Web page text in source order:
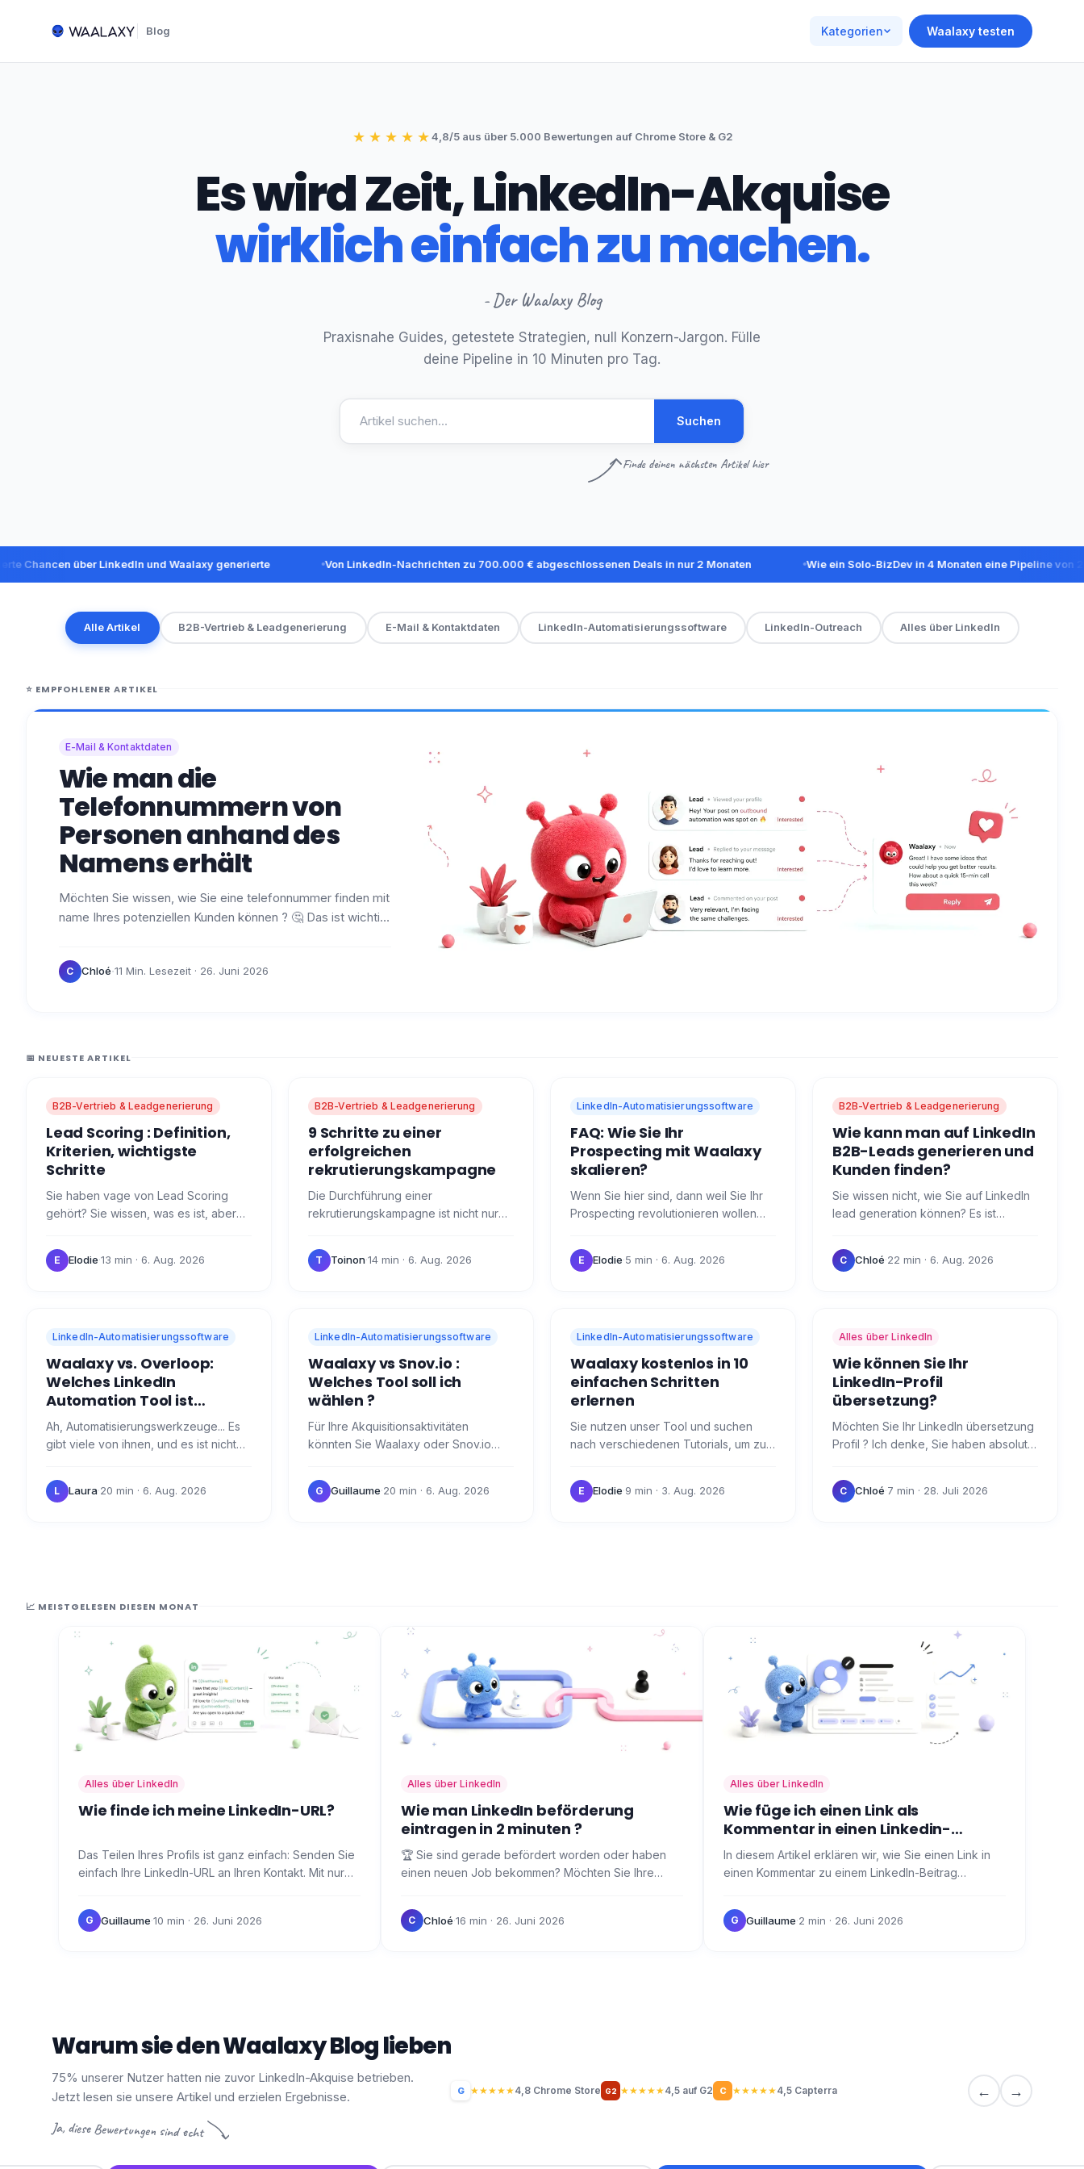
Blog Kategorien Waalaxy testen
★ ★ ★ ★ ★4,8/5 aus über 5.000 Bewertungen auf Chrome Store & G2
Es wird Zeit, LinkedIn-Akquise
wirklich einfach zu machen.
- Der Waalaxy Blog
Praxisnahe Guides, getestete Strategien, null Konzern-Jargon. Fülle
deine Pipeline in 10 Minuten pro Tag.
Suchen
Finde deinen nächsten Artikel hier
über LinkedIn und Waalaxy generierte Von LinkedIn-Nachrichten zu 700.000 € abgeschlossenen Deals in nur 2 Monaten Wie ein Solo-BizDev in 4 Monaten eine Pipeline von 260k$
Alle Artikel B2B-Vertrieb & Leadgenerierung E-Mail & Kontaktdaten LinkedIn-Automatisierungssoftware LinkedIn-Outreach Alles über LinkedIn
⭐ EMPFOHLENER ARTIKEL
E-Mail & Kontaktdaten
Wie man die
Telefonnummern von
Personen anhand des
Namens erhält
Möchten Sie wissen, wie Sie eine telefonnummer finden mit
name Ihres potenziellen Kunden können ? 🤔 Das ist wichtig,
C Chloé·11 Min. Lesezeit · 26. Juni 2026
📅 NEUESTE ARTIKEL
B2B-Vertrieb & Leadgenerierung
Lead Scoring : Definition,
Kriterien, wichtigste
Schritte
Sie haben vage von Lead Scoring
gehört? Sie wissen, was es ist, aber
Wir erklären es Ihnen hier! Was ist
Lead Scoring?…
E Elodie·13 min · 6. Aug. 2026
B2B-Vertrieb & Leadgenerierung
9 Schritte zu einer
erfolgreichen
rekrutierungskampagne
Die Durchführung einer
rekrutierungskampagne ist nicht nur
Personalabteilung. 👀 Stellen Sie sich
vor, Sie gewinnen Talente, die über…
T Toinon·14 min · 6. Aug. 2026
LinkedIn-Automatisierungssoftware
FAQ: Wie Sie Ihr
Prospecting mit Waalaxy
skalieren?
Wenn Sie hier sind, dann weil Sie Ihr
Prospecting revolutionieren wollen
unserer Revolution gehört: Waalaxy.
😜 Hier sind die…
E Elodie·5 min · 6. Aug. 2026
B2B-Vertrieb & Leadgenerierung
Wie kann man auf LinkedIn
B2B-Leads generieren und
Kunden finden?
Sie wissen nicht, wie Sie auf LinkedIn
lead generation können? Es ist
Ihr Unternehmen auf den Weg zu
bringen! 🚀 Bevor…
C Chloé·22 min · 6. Aug. 2026
LinkedIn-Automatisierungssoftware
Waalaxy vs. Overloop:
Welches LinkedIn
Automation Tool ist
besser?
Ah, Automatisierungswerkzeuge... Es
gibt viele von ihnen, und es ist nicht
Heute möchte ich es Ihnen mit einem
kleinen…
L Laura·20 min · 6. Aug. 2026
LinkedIn-Automatisierungssoftware
Waalaxy vs Snov.io :
Welches Tool soll ich
wählen ?
Für Ihre Akquisitionsaktivitäten
könnten Sie Waalaxy oder Snov.io
Merkmale dieser beiden Tools, ihre
Gemeinsamkeiten und…
G Guillaume·20 min · 6. Aug. 2026
LinkedIn-Automatisierungssoftware
Waalaxy kostenlos in 10
einfachen Schritten
erlernen
Sie nutzen unser Tool und suchen
nach verschiedenen Tutorials, um zu
ausbilden lassen kann? 💌 Wenn Sie
Waalaxy nutzen und…
E Elodie·9 min · 3. Aug. 2026
Alles über LinkedIn
Wie können Sie Ihr
LinkedIn-Profil
übersetzung?
Möchten Sie Ihr LinkedIn übersetzung
Profil ? Ich denke, Sie haben absolut
Ihres LinkedIn-Profils ist ein Mehrwert
für Sie:…
C Chloé·7 min · 28. Juli 2026
📈 MEISTGELESEN DIESEN MONAT
Alles über LinkedIn
Wie finde ich meine LinkedIn-URL?
Das Teilen Ihres Profils ist ganz einfach: Senden Sie
einfach Ihre LinkedIn-URL an Ihren Kontakt. Mit nur
G Guillaume·10 min · 26. Juni 2026
Alles über LinkedIn
Wie man LinkedIn beförderung
eintragen in 2 minuten ?
🏆 Sie sind gerade befördert worden oder haben
einen neuen Job bekommen? Möchten Sie Ihre
LinkedIn beförderung…
C Chloé·16 min · 26. Juni 2026
Alles über LinkedIn
Wie füge ich einen Link als
Kommentar in einen Linkedin-
Beitrag ein?
In diesem Artikel erklären wir, wie Sie einen Link in
einen Kommentar zu einem LinkedIn-Beitrag
"Kommentar…
G Guillaume·2 min · 26. Juni 2026
Warum sie den Waalaxy Blog lieben
75% unserer Nutzer hatten nie zuvor LinkedIn-Akquise betrieben.
Jetzt lesen sie unsere Artikel und erzielen Ergebnisse.
G ★★★★★4,8 Chrome Store G2 ★★★★★4,5 auf G2 C ★★★★★4,5 Capterra ← →
Ja, diese Bewertungen sind echt